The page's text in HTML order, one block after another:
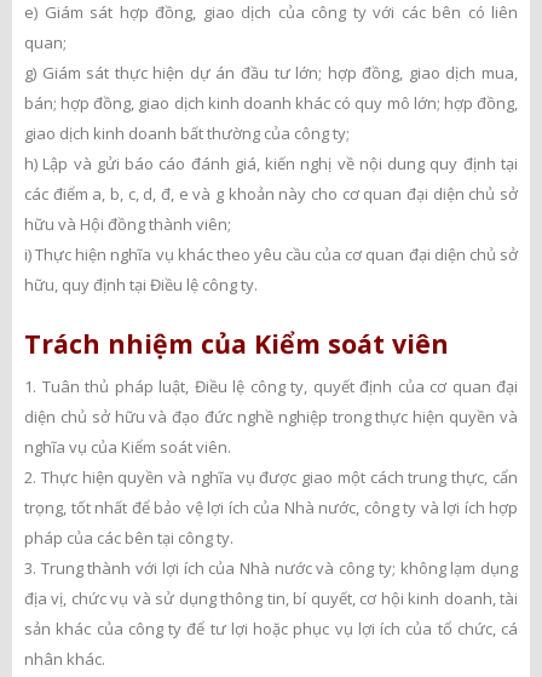
e) Giám sát hợp đồng, giao dịch của công ty với các bên có liên
quan;
g) Giám sát thực hiện dự án đầu tư lớn; hợp đồng, giao dịch mua,
bán; hợp đồng, giao dịch kinh doanh khác có quy mô lớn; hợp đồng,
giao dịch kinh doanh bất thường của công ty;
h) Lập và gửi báo cáo đánh giá, kiến nghị về nội dung quy định tại
các điểm a, b, c, d, đ, e và g khoản này cho cơ quan đại diện chủ sở
hữu và Hội đồng thành viên;
i) Thực hiện nghĩa vụ khác theo yêu cầu của cơ quan đại diện chủ sở
hữu, quy định tại Điều lệ công ty.
Trách nhiệm của Kiểm soát viên
1. Tuân thủ pháp luật, Điều lệ công ty, quyết định của cơ quan đại
diện chủ sở hữu và đạo đức nghề nghiệp trong thực hiện quyền và
nghĩa vụ của Kiểm soát viên.
2. Thực hiện quyền và nghĩa vụ được giao một cách trung thực, cẩn
trọng, tốt nhất để bảo vệ lợi ích của Nhà nước, công ty và lợi ích hợp
pháp của các bên tại công ty.
3. Trung thành với lợi ích của Nhà nước và công ty; không lạm dụng
địa vị, chức vụ và sử dụng thông tin, bí quyết, cơ hội kinh doanh, tài
sản khác của công ty để tư lợi hoặc phục vụ lợi ích của tổ chức, cá
nhân khác.